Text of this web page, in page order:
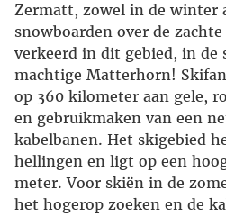
Zermatt, zowel in de winter
snowboarden over de
verkeerd in dit gebied, in de
machtige Matterhorn!
op 360 kilometer aan gele,
en gebruikmaken van een
kabelbanen. Het skigebied
hellingen en ligt op een
meter. Voor skiën in de
het hogerop zoeken en de